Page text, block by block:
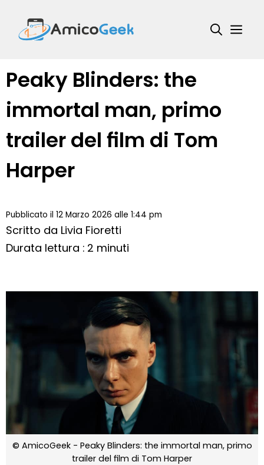
contenuto
Peaky Blinders: the
immortal man, primo
trailer del film di Tom
Harper
Pubblicato il 12 Marzo 2026 alle 1:44 pm
Scritto da Livia Fioretti
Durata lettura : 2 minuti
© AmicoGeek - Peaky Blinders: the immortal man, primo
trailer del film di Tom Harper